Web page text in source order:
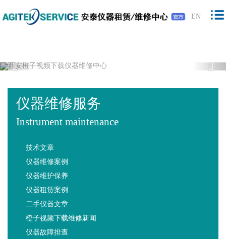
橙子视频下载,橙子视频软件,免费橙子视
频,橙子视频最新版下载
EN
Previous
仪器维修服务
Instrument maintenance
技术文章
仪器维修案例
仪器维护保养
仪器租赁案例
二手仪器文章
橙子视频下载维修新闻
仪器故障排查